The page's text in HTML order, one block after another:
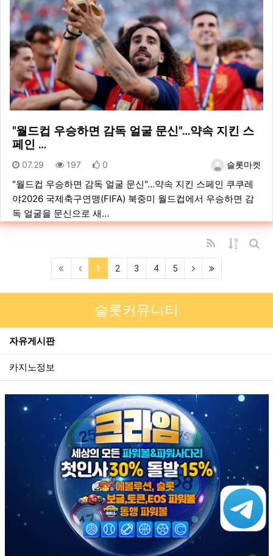
"월드컵 우승하면 감독 얼굴 문신"…약속 지킨 스
페인 …
등록자슬롯마켓
등록일
07.29 조회
197 추천
0
"월드컵 우승하면 감독 얼굴 문신"…약속 지킨 스페인 쿠쿠레
야2026 국제축구연맹(FIFA) 북중미 월드컵에서 우승하면 감
독 얼굴을 문신으로 새…
RSS
게시물
1 (current)
2 3 4 5 (next)
슬롯커뮤니티
자유게시판
카지노정보